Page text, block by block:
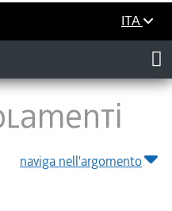
ITA
naviga nell'argomento